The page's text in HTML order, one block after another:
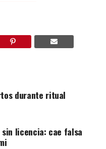
durante ritual
licencia: cae falsa